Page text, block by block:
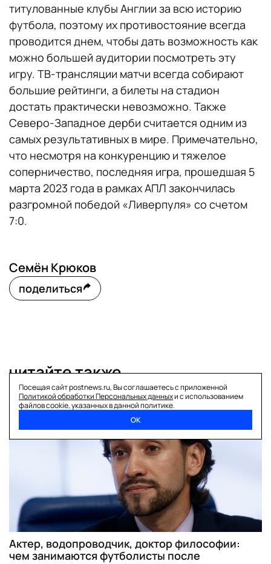
титулованные клубы Англии за всю историю
футбола, поэтому их противостояние всегда
проводится днем, чтобы дать возможность как
можно большей аудитории посмотреть эту
игру. ТВ-трансляции матчи всегда собирают
большие рейтинги, а билеты на стадион
достать практически невозможно. Также
Северо-Западное дерби считается одним из
самых результативных в мире. Примечательно,
что несмотря на конкуренцию и тяжелое
соперничество, последняя игра, прошедшая 5
марта 2023 года в рамках АПЛ закончилась
разгромной победой «Ливерпуля» со счетом
7:0.
Семён Крюков
поделиться
читайте также
футбол
Актер, водопроводчик, доктор философии:
чем занимаются футболисты после
Посещая сайт postnews.ru, Вы соглашаетесь с приложенной
Политикой обработки Персональных данныхи с использованием
файлов cookie, указанных в данной политике.
ОК